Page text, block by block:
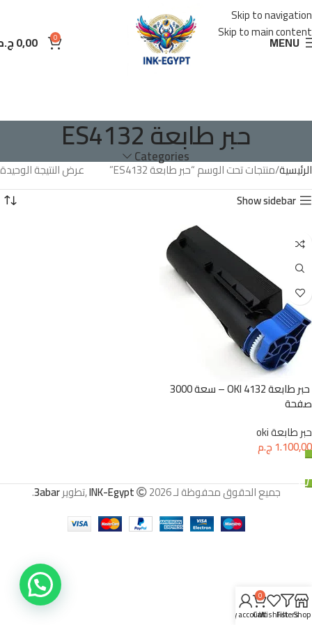
Skip to navigation
Skip to main content
MENU
0
0,00
حبر طابعة ES4132
Categories
الرئيسية منتجات تحت الوسم “حبر طابعة ES4132”
عرض النتيجة الوحيدة
Show sidebar
حبر طابعة 4132 OKI – سعة 3000
صفحة
حبر طابعة oki
1.100,00ج.م
جميع الحقوق محفوظة لـ INK-Egypt 2026 ,تطوير 3abar
.
Shop
Filters
Wishlist
0
Cart
My account